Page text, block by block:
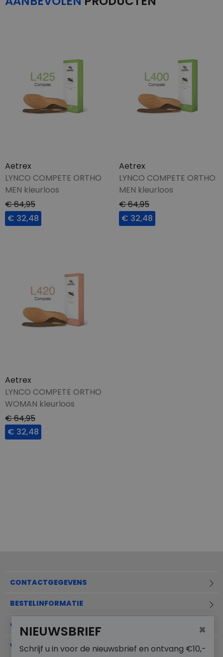
Aetrex
LYNCO COMPETE ORTHO
MEN kleurloos
€ 64,95
€ 32,48
Aetrex
LYNCO COMPETE ORTHO
MEN kleurloos
€ 64,95
€ 32,48
Aetrex
LYNCO COMPETE ORTHO
WOMAN kleurloos
€ 64,95
€ 32,48
CONTACTGEGEVENS
BESTELINFORMATIE
OVER MERKSCHOENENSTUNTER.NL
VEELGESTELDE VRAGEN
×
NIEUWSBRIEF
Schrijf u in voor de nieuwsbrief en ontvang €10,-